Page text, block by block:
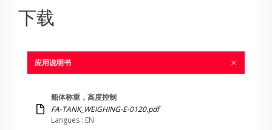
下载
应用说明书
船体称重，高度控制
FA-TANK_WEIGHING-E-0120.pdf
Langues : EN